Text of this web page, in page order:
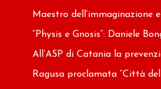
Maestro dell’immaginazione
“Physis e Gnosis”: Daniele
All’ASP di Catania la
Ragusa proclamata “Città